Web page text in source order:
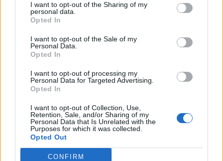
I want to opt-out of the Sharing of my
personal data.
Opted In
I want to opt-out of the Sale of my
Personal Data.
Opted In
I want to opt-out of processing my
Personal Data for Targeted Advertising.
Opted In
I want to opt-out of Collection, Use,
Retention, Sale, and/or Sharing of my
Personal Data that Is Unrelated with the
Purposes for which it was collected.
Opted Out
CONFIRM